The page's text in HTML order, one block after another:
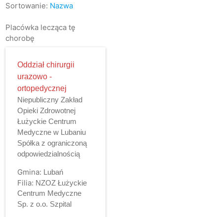
Sortowanie: Nazwa
Placówka lecząca tę
chorobę
Oddział chirurgii
urazowo -
ortopedycznej
Niepubliczny Zakład
Opieki Zdrowotnej
Łużyckie Centrum
Medyczne w Lubaniu
Spółka z ograniczoną
odpowiedzialnością
Gmina: Lubań
Filia: NZOZ Łużyckie
Centrum Medyczne
Sp. z o.o. Szpital